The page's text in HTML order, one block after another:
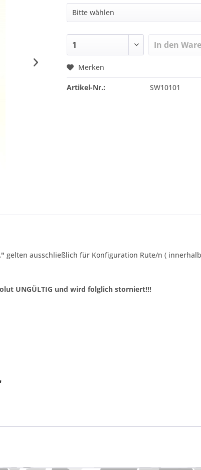
In den
Merken
Artikel-Nr.: SW10101
gelten ausschließlich für Konfiguration Rute/n (
UNGÜLTIG und wird folglich storniert!!!